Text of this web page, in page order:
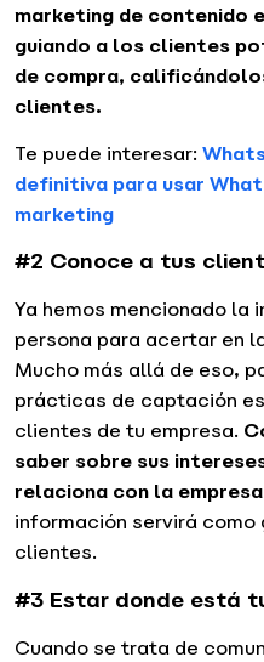
marketing de contenido
guiando a los clientes
de compra,
clientes.
Te puede interesar:
definitiva para usar
marketing
#2 Conoce a tus
Ya hemos mencionado la
persona para acertar en
Mucho más allá de eso,
prácticas de captación
clientes de tu empresa.
saber sobre sus
relaciona con la
información servirá como
clientes.
#3 Estar donde está
Cuando se trata de